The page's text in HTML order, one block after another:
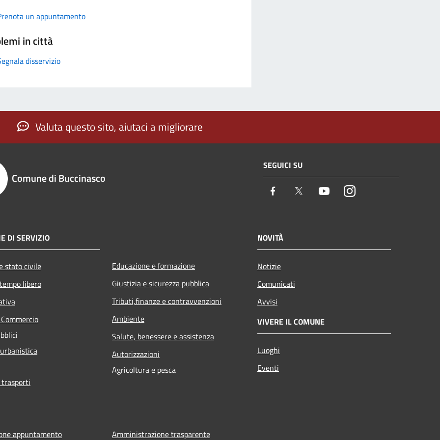
un appuntamento
in città
disservizio
Valuta questo sito, aiutaci a migliorare
Comune di Buccinasco
SEGUICI SU
Facebook Twitter YoutubeInstagram
DI SERVIZIO
stato civile
libero
Educazione e formazione
Giustizia e sicurezza pubblica
Tributi,finanze e contravvenzioni
Ambiente
Salute, benessere e assistenza
Autorizzazioni
Agricoltura e pesca
NOVITÀ
Notizie
Comunicati
Avvisi
VIVERE IL COMUNE
Luoghi
Eventi
appuntamento Amministrazione trasparente